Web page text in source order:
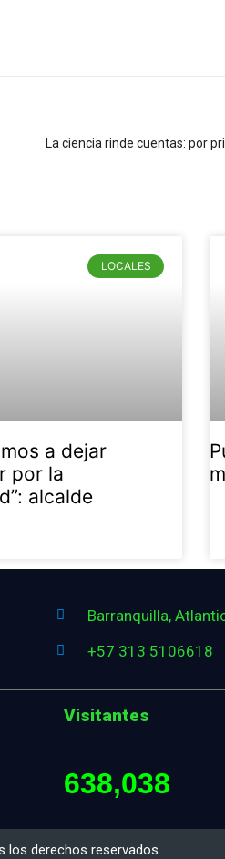
La ciencia rinde cuentas: por
LOCALES
a dejar
por la
alcalde
Barranquilla,
+57 313 5106618
Visitantes
638,038
los derechos reservados.